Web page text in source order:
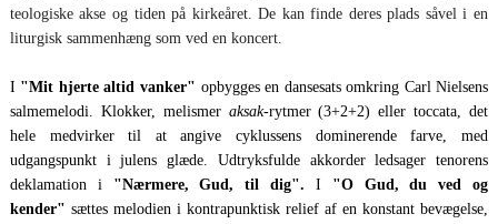
teologiske akse og tiden på kirkeåret. De kan finde deres plads såvel i en
liturgisk sammenhæng som ved en koncert.
I "Mit hjerte altid vanker" opbygges en dansesats omkring Carl Nielsens
salmemelodi. Klokker, melismer aksak-rytmer (3+2+2) eller toccata, det
hele medvirker til at angive cyklussens dominerende farve, med
udgangspunkt i julens glæde. Udtryksfulde akkorder ledsager tenorens
deklamation i "Nærmere, Gud, til dig". I "O Gud, du ved og
kender" sættes melodien i kontrapunktisk relief af en konstant bevægelse,